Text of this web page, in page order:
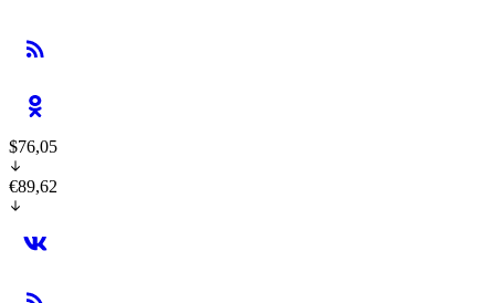
$76,05
€89,62